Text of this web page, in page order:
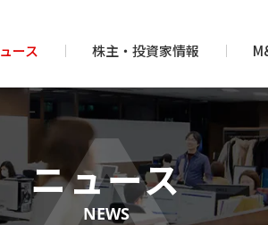
ース 株主・投資家情報
ニュース
NEWS